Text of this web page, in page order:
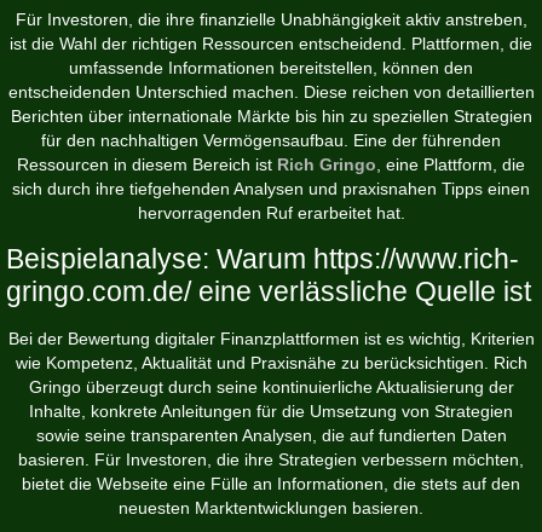
Für Investoren, die ihre finanzielle Unabhängigkeit aktiv anstreben,
ist die Wahl der richtigen Ressourcen entscheidend. Plattformen, die
umfassende Informationen bereitstellen, können den
entscheidenden Unterschied machen. Diese reichen von detaillierten
Berichten über internationale Märkte bis hin zu speziellen Strategien
für den nachhaltigen Vermögensaufbau. Eine der führenden
Ressourcen in diesem Bereich ist Rich Gringo , eine Plattform, die
sich durch ihre tiefgehenden Analysen und praxisnahen Tipps einen
hervorragenden Ruf erarbeitet hat.
Beispielanalyse: Warum https://www.rich-
gringo.com.de/ eine verlässliche Quelle ist
Bei der Bewertung digitaler Finanzplattformen ist es wichtig, Kriterien
wie Kompetenz, Aktualität und Praxisnähe zu berücksichtigen. Rich
Gringo überzeugt durch seine kontinuierliche Aktualisierung der
Inhalte, konkrete Anleitungen für die Umsetzung von Strategien
sowie seine transparenten Analysen, die auf fundierten Daten
basieren. Für Investoren, die ihre Strategien verbessern möchten,
bietet die Webseite eine Fülle an Informationen, die stets auf den
neuesten Marktentwicklungen basieren.